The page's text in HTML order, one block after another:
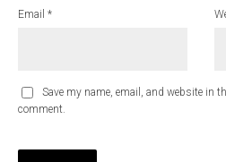
Email *
Save my name, email, and website in
comment.